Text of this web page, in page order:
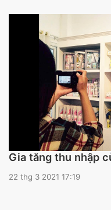
Gia tăng thu nhập
22 thg 3 2021 17:19